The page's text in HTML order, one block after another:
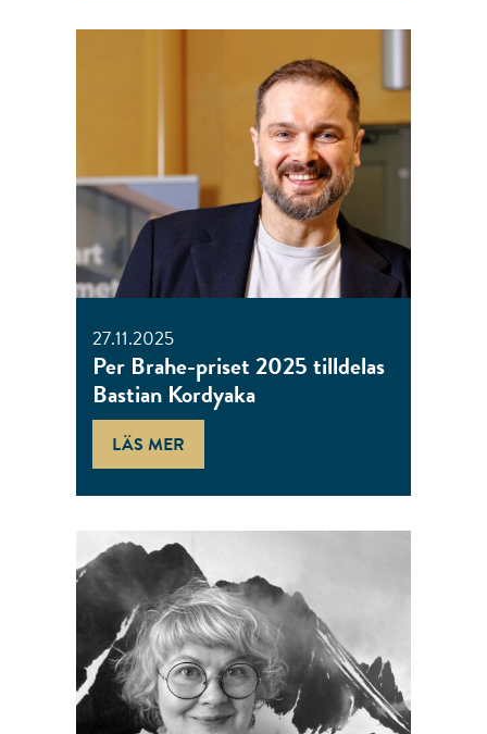
27.11.2025
Per Brahe-priset 2025 tilldelas
Bastian Kordyaka
LÄS MER